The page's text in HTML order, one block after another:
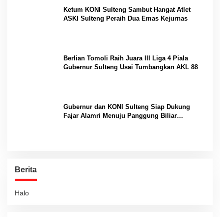
Ketum KONI Sulteng Sambut Hangat Atlet
ASKI Sulteng Peraih Dua Emas Kejurnas
Berlian Tomoli Raih Juara III Liga 4 Piala
Gubernur Sulteng Usai Tumbangkan AKL 88
Gubernur dan KONI Sulteng Siap Dukung
Fajar Alamri Menuju Panggung Biliar
Berita
Halo